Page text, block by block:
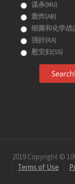
谋杀(MU)
轰炸(AB)
细菌和化学战
强奸(RA)
慰安妇(SS)
Search!
2019 Copyright ©
Terms of Use